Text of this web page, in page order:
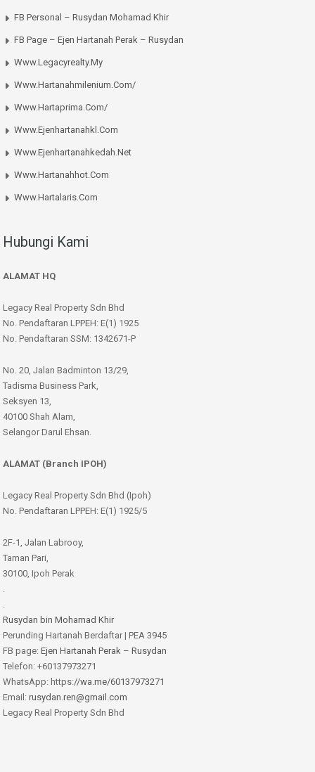
FB Personal – Rusydan Mohamad Khir
FB Page – Ejen Hartanah Perak – Rusydan
Www.legacyrealty.my
Www.hartanahmilenium.com/
Www.hartaprima.com/
Www.ejenhartanahkl.com
Www.ejenhartanahkedah.net
Www.hartanahhot.com
Www.hartalaris.com
Hubungi Kami
ALAMAT HQ
Legacy Real Property Sdn Bhd
No. Pendaftaran LPPEH: E(1) 1925
No. Pendaftaran SSM: 1342671-P
No. 20, Jalan Badminton 13/29,
Tadisma Business Park,
Seksyen 13,
40100 Shah Alam,
Selangor Darul Ehsan.
ALAMAT (Branch IPOH)
Legacy Real Property Sdn Bhd (Ipoh)
No. Pendaftaran LPPEH: E(1) 1925/5
2F-1, Jalan Labrooy,
Taman Pari,
30100, Ipoh Perak
.
.
Rusydan bin Mohamad Khir
Perunding Hartanah Berdaftar | PEA 3945
FB page: Ejen Hartanah Perak – Rusydan
Telefon: +60137973271
WhatsApp: https://wa.me/60137973271
Email: rusydan.ren@gmail.com
Legacy Real Property Sdn Bhd